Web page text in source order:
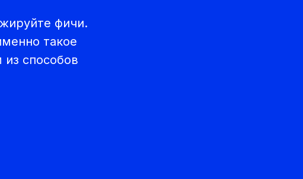
фичи.
такое
способов